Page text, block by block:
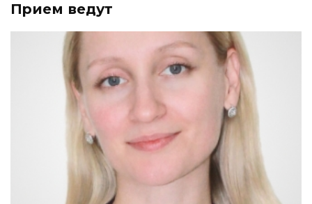
Прием ведут